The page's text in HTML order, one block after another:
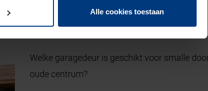
Alle cookies toestaan
in Moordrecht
Welke garagedeur is geschikt voor smalle
oude centrum?